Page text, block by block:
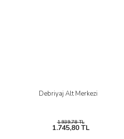
Debriyaj Alt Merkezi
1.939,78 TL
1.745,80 TL